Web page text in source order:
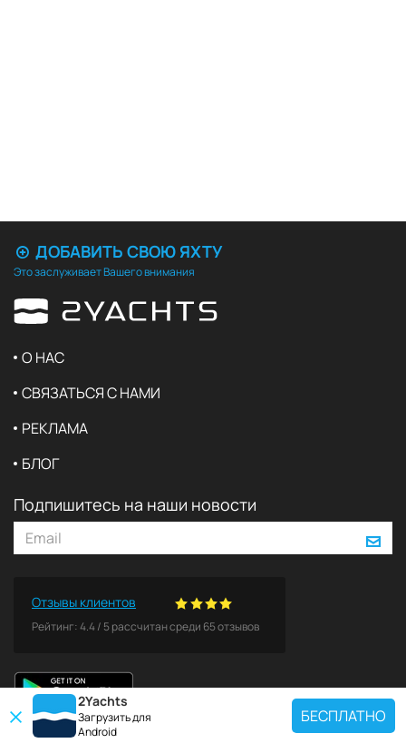
2Yachts
Загрузить для
Android
БЕСПЛАТНО
ДОБАВИТЬ СВОЮ ЯХТУ
Это заслуживает Вашего внимания
О НАС
СВЯЗАТЬСЯ С НАМИ
РЕКЛАМА
БЛОГ
Подпишитесь на наши новости
Отзывы клиентов
Рейтинг:4.4/ 5рассчитан среди 65отзывов
ПОПУЛЯРНЫЕ НАПРАВЛЕНИЯ